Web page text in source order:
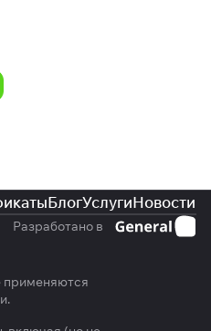
БлогУслугиНовости
Разработано в
.